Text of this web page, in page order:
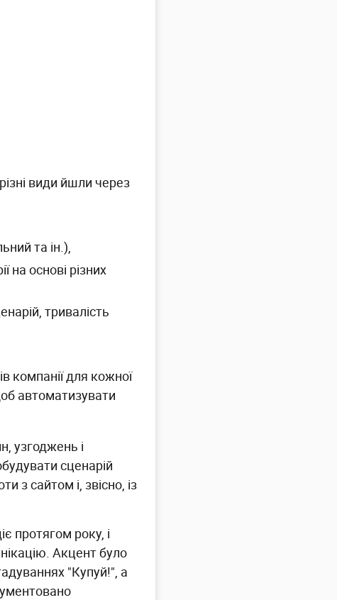
види йшли через
та ін.),
на основі різних
тривалість
компанії для кожної
автоматизувати
узгоджень і
сценарій
з сайтом і, звісно, із
протягом року, і
Акцент було
"Купуй!", а